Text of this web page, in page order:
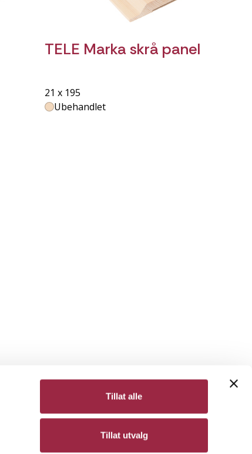
Tillat alle
Tillat utvalg
TELE Marka skrå panel
21 x 195
Ubehandlet
Bergene Holm